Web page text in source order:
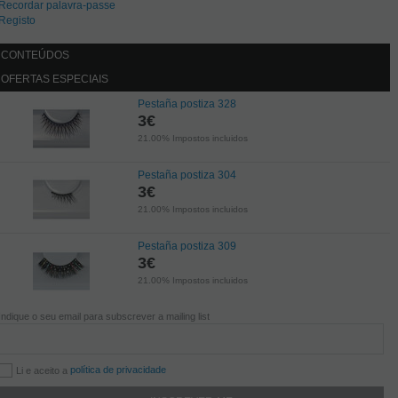
palavra-passe
CONTEÚDOS
OFERTAS ESPECIAIS
Pestaña postiza 328
3€
21.00% Impostos incluidos
Pestaña postiza 304
3€
21.00% Impostos incluidos
Pestaña postiza 309
3€
21.00% Impostos incluidos
o seu email para subscrever a mailing list
Li e aceito a política de privacidade